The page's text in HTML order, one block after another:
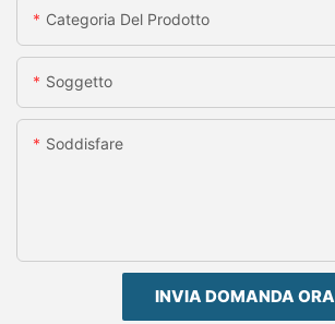
Categoria Del Prodotto
Soggetto
Soddisfare
INVIA DOMANDA ORA